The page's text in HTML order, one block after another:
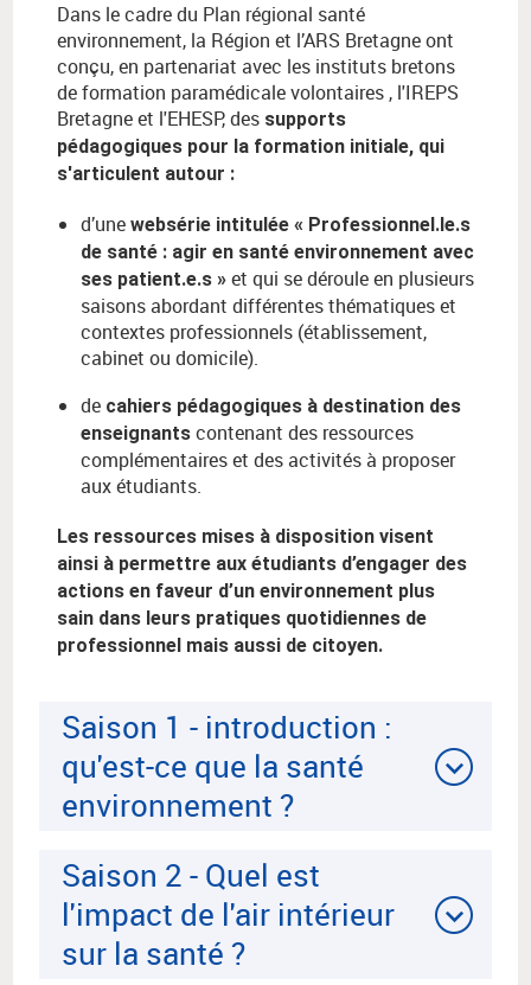
Dans le cadre du Plan régional santé
environnement, la Région et l’ARS Bretagne ont
conçu, en partenariat avec les instituts bretons
de formation paramédicale volontaires , l'IREPS
Bretagne et l'EHESP, des supports
pédagogiques pour la formation initiale, qui
s'articulent autour :
d’une websérie intitulée « Professionnel.le.s
de santé : agir en santé environnement avec
ses patient.e.s » et qui se déroule en plusieurs
saisons abordant différentes thématiques et
contextes professionnels (établissement,
cabinet ou domicile).
de cahiers pédagogiques à destination des
enseignants contenant des ressources
complémentaires et des activités à proposer
aux étudiants.
Les ressources mises à disposition visent
ainsi à permettre aux étudiants d’engager des
actions en faveur d’un environnement plus
sain dans leurs pratiques quotidiennes de
professionnel mais aussi de citoyen.
Saison 1 - introduction :
qu'est-ce que la santé
environnement ?
Saison 2 - Quel est
l'impact de l'air intérieur
sur la santé ?